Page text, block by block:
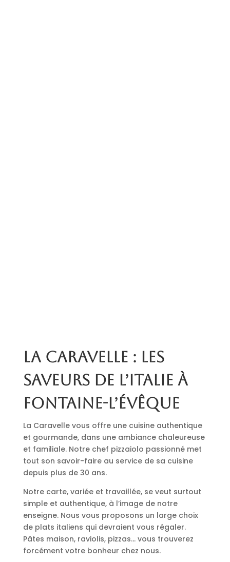
La Caravelle : les
saveurs de l’Italie à
Fontaine-l’Évêque
La Caravelle vous offre une cuisine authentique
et gourmande, dans une ambiance chaleureuse
et familiale. Notre chef pizzaiolo passionné met
tout son savoir-faire au service de sa cuisine
depuis plus de 30 ans.
Notre carte, variée et travaillée, se veut surtout
simple et authentique, à l’image de notre
enseigne. Nous vous proposons un large choix
de plats italiens qui devraient vous régaler.
Pâtes maison, raviolis, pizzas… vous trouverez
forcément votre bonheur chez nous.